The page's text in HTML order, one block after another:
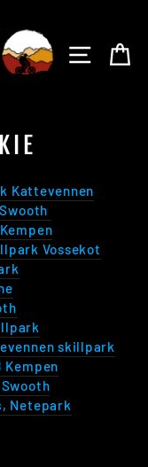
SITE
Kattevennen
Vossekot
skillpark
Kempen
Swooth
, Netepark